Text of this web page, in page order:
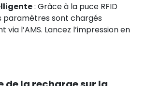
: Grâce à la puce RFID
paramètres sont chargés
l’AMS. Lancez l’impression en